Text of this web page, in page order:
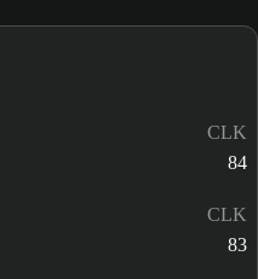
CLK
84
CLK
83